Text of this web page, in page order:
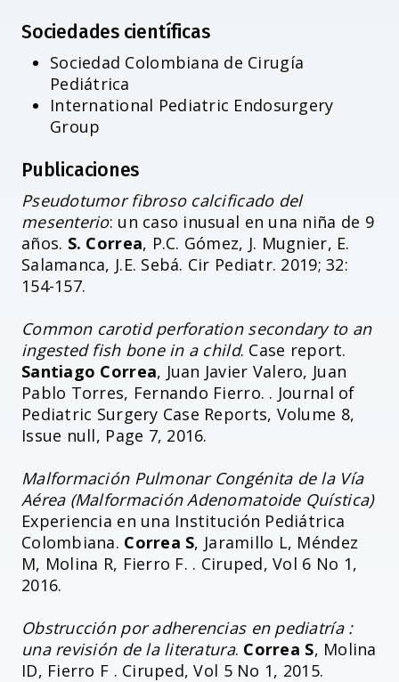
Sociedades científicas
Sociedad Colombiana de Cirugía
Pediátrica
International Pediatric Endosurgery
Group
Publicaciones
Pseudotumor fibroso calcificado del
mesenterio: un caso inusual en una niña de 9
años. S. Correa, P.C. Gómez, J. Mugnier, E.
Salamanca, J.E. Sebá. Cir Pediatr. 2019; 32:
154-157.
Common carotid perforation secondary to an
ingested fish bone in a child. Case report.
Santiago Correa, Juan Javier Valero, Juan
Pablo Torres, Fernando Fierro. . Journal of
Pediatric Surgery Case Reports, Volume 8,
Issue null, Page 7, 2016.
Malformación Pulmonar Congénita de la Vía
Aérea (Malformación Adenomatoide Quística)
Experiencia en una Institución Pediátrica
Colombiana. Correa S, Jaramillo L, Méndez
M, Molina R, Fierro F. . Ciruped, Vol 6 No 1,
2016.
Obstrucción por adherencias en pediatría :
una revisión de la literatura. Correa S, Molina
ID, Fierro F . Ciruped, Vol 5 No 1, 2015.